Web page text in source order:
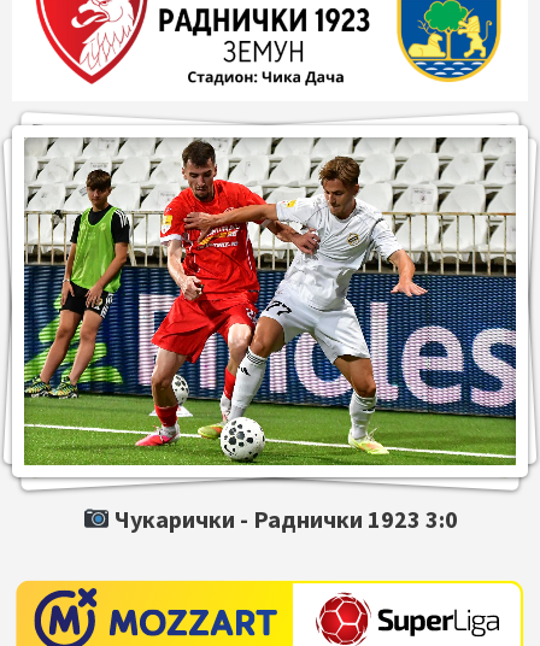
Чукарички - Раднички 1923 3:0